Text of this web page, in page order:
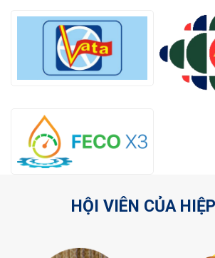
HỘI VIÊN CỦA